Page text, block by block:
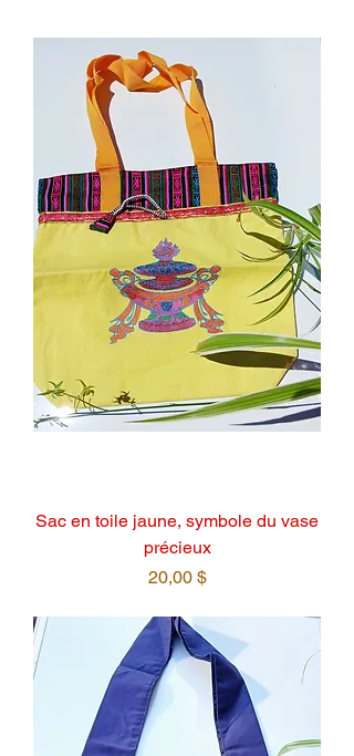
Sac en toile jaune, symbole du vase
précieux
Prix
20,00 $